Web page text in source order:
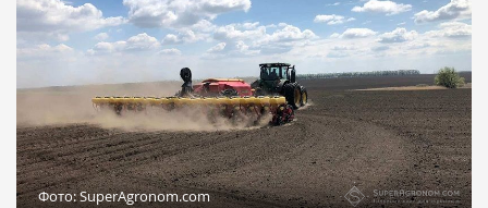
Фото: SuperAgronom.com